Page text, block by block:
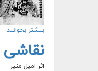
بیشتر بخوانید
نقاشی
اثر امیل منیر